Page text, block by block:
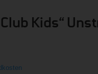
Kids“